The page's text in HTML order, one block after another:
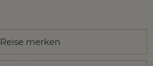
Reise merken